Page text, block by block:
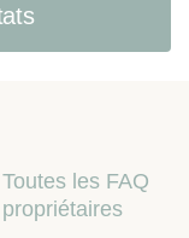
Toutes les FAQ
propriétaires